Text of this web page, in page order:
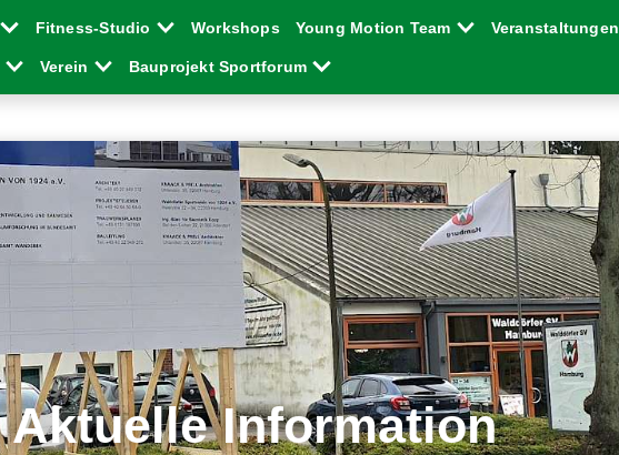
Fitness-Studio Workshops Young Motion Team Veranstaltungen
Verein Bauprojekt Sportforum
Aktuelle Information